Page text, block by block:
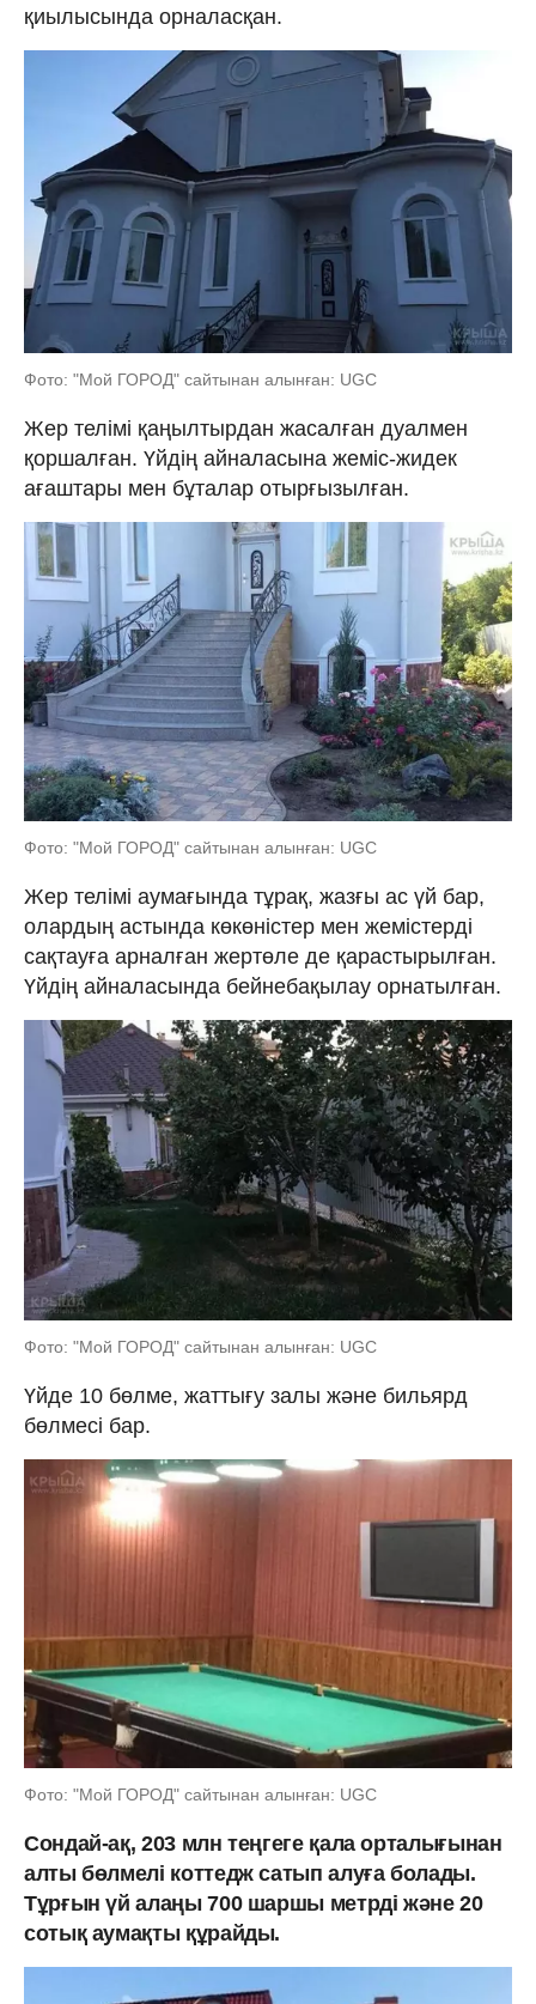
қиылысында орналасқан.
Фото: "Мой ГОРОД" сайтынан алынған: UGC
Жер телімі қаңылтырдан жасалған дуалмен
қоршалған. Үйдің айналасына жеміс-жидек
ағаштары мен бұталар отырғызылған.
Фото: "Мой ГОРОД" сайтынан алынған: UGC
Жер телімі аумағында тұрақ, жазғы ас үй бар,
олардың астында көкөністер мен жемістерді
сақтауға арналған жертөле де қарастырылған.
Үйдің айналасында бейнебақылау орнатылған.
Фото: "Мой ГОРОД" сайтынан алынған: UGC
Үйде 10 бөлме, жаттығу залы және бильярд
бөлмесі бар.
Фото: "Мой ГОРОД" сайтынан алынған: UGC
Сондай-ақ, 203 млн теңгеге қала орталығынан
алты бөлмелі коттедж сатып алуға болады.
Тұрғын үй алаңы 700 шаршы метрді және 20
сотық аумақты құрайды.